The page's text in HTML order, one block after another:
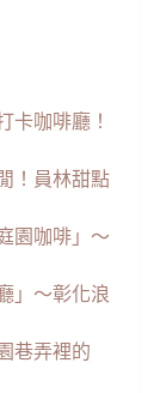
卡咖啡廳！
！員林甜點
園咖啡」～
」～彰化浪
巷弄裡的